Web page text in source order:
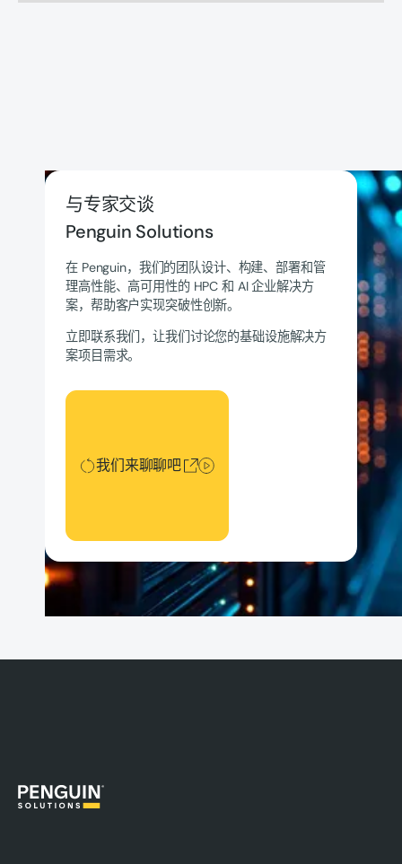
与专家交谈
Penguin Solutions
在 Penguin，我们的团队设计、构建、部署和管
理高性能、高可用性的 HPC 和 AI 企业解决方
案，帮助客户实现突破性创新。
立即联系我们，让我们讨论您的基础设施解决方
案项目需求。
我们来聊聊吧
我们来聊聊吧